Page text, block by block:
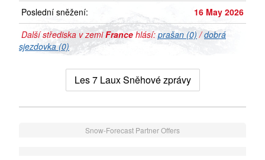
Poslední sněžení:
16 May 2026
Další střediska v zemiFrance hlásí: prašan (0) /dobrá
sjezdovka (0)
Les 7 Laux Sněhové zprávy
Snow-Forecast Partner Offers